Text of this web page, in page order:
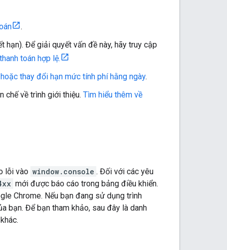
.
hạn). Để giải quyết vấn đề này, hãy truy cập
toán hợp lệ.
thay đổi hạn mức tính phí hằng ngày.
chế về trình giới thiệu. Tìm hiểu thêm về
lỗi vào window.console . Đối với các yêu
mới được báo cáo trong bảng điều khiển.
Chrome. Nếu bạn đang sử dụng trình
bạn. Để bạn tham khảo, sau đây là danh